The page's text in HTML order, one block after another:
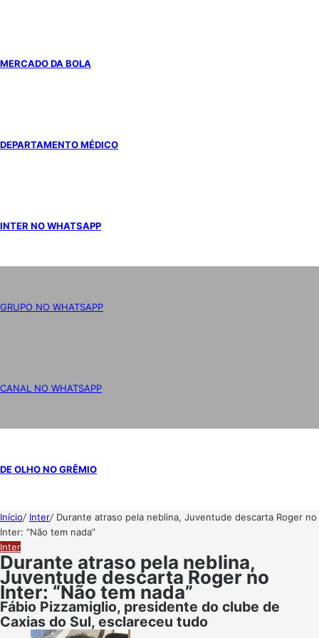
MERCADO DA BOLA
DEPARTAMENTO MÉDICO
INTER NO WHATSAPP
GRUPO NO WHATSAPP
CANAL NO WHATSAPP
DE OLHO NO GRÊMIO
Início/ Inter/ Durante atraso pela neblina, Juventude descarta Roger no
Inter: “Não tem nada”
Inter
Durante atraso pela neblina,
Juventude descarta Roger no
Inter: “Não tem nada”
Fábio Pizzamiglio, presidente do clube de
Caxias do Sul, esclareceu tudo